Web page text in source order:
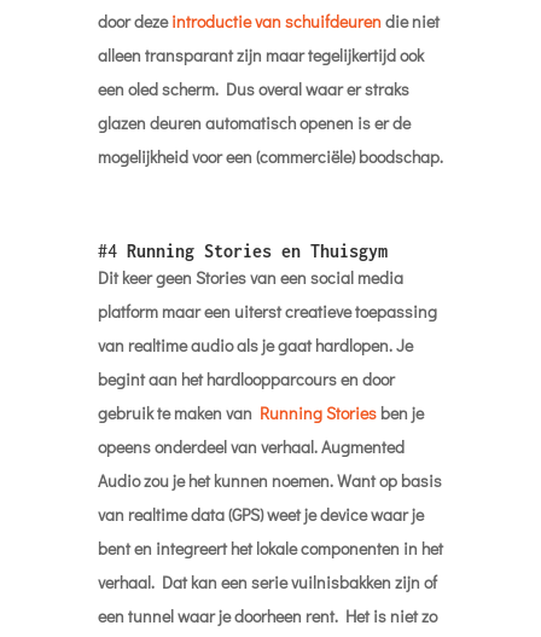
door dezeintroductie van schuifdeuren die niet
alleen transparant zijn maar tegelijkertijd ook
een oled scherm. Dus overal waar er straks
glazen deuren automatisch openen is er de
mogelijkheid voor een (commerciële) boodschap.
#4 Running Stories en Thuisgym
Dit keer geen Stories van een social media
platform maar een uiterst creatieve toepassing
van realtime audio als je gaat hardlopen. Je
begint aan het hardloopparcours en door
gebruik te maken van Running Storiesben je
opeens onderdeel van verhaal. Augmented
Audio zou je het kunnen noemen. Want op basis
van realtime data (GPS) weet je device waar je
bent en integreert het lokale componenten in het
verhaal. Dat kan een serie vuilnisbakken zijn of
een tunnel waar je doorheen rent. Het is niet zo